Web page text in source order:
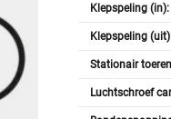
Klepspeling (in):
Klepspeling
Stationair
Luchtschroef